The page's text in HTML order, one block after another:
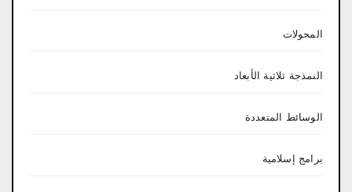
المحولات
النمذجة ثلاثية الأبعاد
الوسائط المتعددة
برامج إسلامية